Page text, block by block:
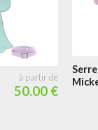
50.00 €